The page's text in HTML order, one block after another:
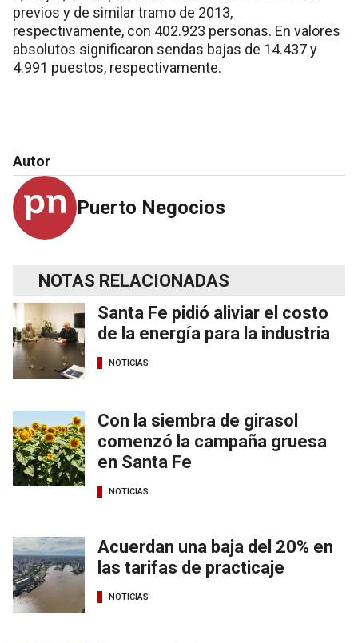
previos y de similar tramo de 2013,
respectivamente, con 402.923 personas. En valores
absolutos significaron sendas bajas de 14.437 y
4.991 puestos, respectivamente.
Autor
Puerto Negocios
NOTAS RELACIONADAS
Santa Fe pidió aliviar el costo
de la energía para la industria
NOTICIAS
Con la siembra de girasol
comenzó la campaña gruesa
en Santa Fe
NOTICIAS
Acuerdan una baja del 20% en
las tarifas de practicaje
NOTICIAS